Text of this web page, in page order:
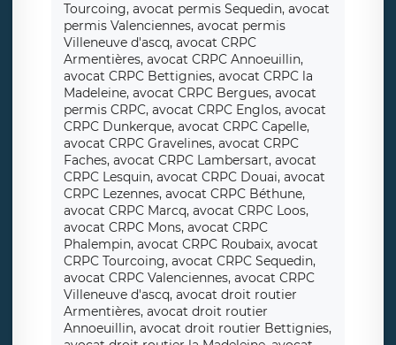
Tourcoing, avocat permis Sequedin, avocat
permis Valenciennes, avocat permis
Villeneuve d'ascq, avocat CRPC
Armentières, avocat CRPC Annoeuillin,
avocat CRPC Bettignies, avocat CRPC la
Madeleine, avocat CRPC Bergues, avocat
permis CRPC, avocat CRPC Englos, avocat
CRPC Dunkerque, avocat CRPC Capelle,
avocat CRPC Gravelines, avocat CRPC
Faches, avocat CRPC Lambersart, avocat
CRPC Lesquin, avocat CRPC Douai, avocat
CRPC Lezennes, avocat CRPC Béthune,
avocat CRPC Marcq, avocat CRPC Loos,
avocat CRPC Mons, avocat CRPC
Phalempin, avocat CRPC Roubaix, avocat
CRPC Tourcoing, avocat CRPC Sequedin,
avocat CRPC Valenciennes, avocat CRPC
Villeneuve d'ascq, avocat droit routier
Armentières, avocat droit routier
Annoeuillin, avocat droit routier Bettignies,